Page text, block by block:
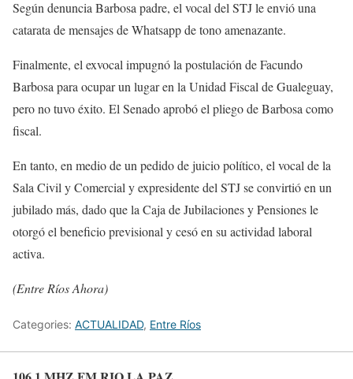
Según denuncia Barbosa padre, el vocal del STJ le envió una
catarata de mensajes de Whatsapp de tono amenazante.
Finalmente, el exvocal impugnó la postulación de Facundo
Barbosa para ocupar un lugar en la Unidad Fiscal de Gualeguay,
pero no tuvo éxito. El Senado aprobó el pliego de Barbosa como
fiscal.
En tanto, en medio de un pedido de juicio político, el vocal de la
Sala Civil y Comercial y expresidente del STJ se convirtió en un
jubilado más, dado que la Caja de Jubilaciones y Pensiones le
otorgó el beneficio previsional y cesó en su actividad laboral
activa.
(Entre Ríos Ahora)
Categories: ACTUALIDAD, Entre Ríos